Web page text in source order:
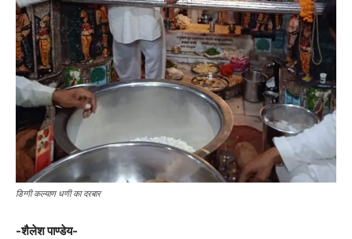
डिग्गी कल्याण धणी का दरबार
-शैलेश पाण्डेय-